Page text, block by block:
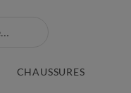
CHAUSSURES